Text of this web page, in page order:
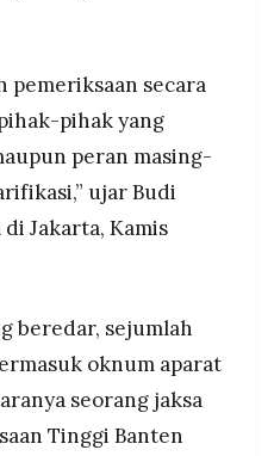
pemeriksaan secara
pihak yang
peran masing-
ujar Budi
Jakarta, Kamis
beredar, sejumlah
oknum aparat
seorang jaksa
Tinggi Banten